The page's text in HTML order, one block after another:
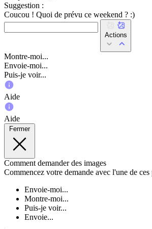
Suggestion :
Coucou ! Quoi de prévu ce weekend ? :)
Actions
Montre-moi...
Envoie-moi...
Puis-je voir...
Aide
Aide
Fermer
Comment demander des images
Commencez votre demande avec l'une de ces
Envoie-moi...
Montre-moi...
Puis-je voir...
Envoie...